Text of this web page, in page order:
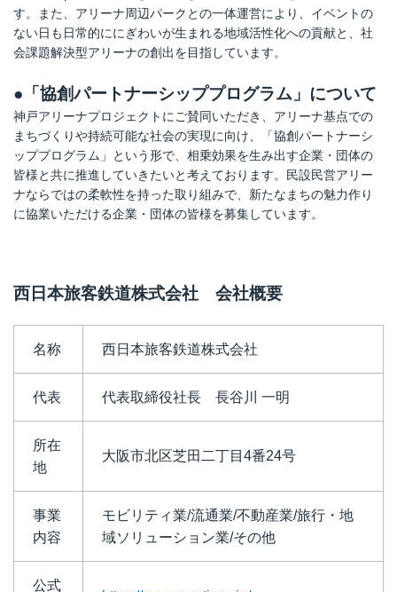
す。また、アリーナ周辺パークとの一体運営により、イベントの
ない日も日常的ににぎわいが生まれる地域活性化への貢献と、社
会課題解決型アリーナの創出を目指しています。
●「協創パートナーシッププログラム」について
神戸アリーナプロジェクトにご賛同いただき、アリーナ基点での
まちづくりや持続可能な社会の実現に向け、「協創パートナーシ
ッププログラム」という形で、相乗効果を生み出す企業・団体の
皆様と共に推進していきたいと考えております。民設民営アリー
ナならではの柔軟性を持った取り組みで、新たなまちの魅力作り
に協業いただける企業・団体の皆様を募集しています。
西日本旅客鉄道株式会社 会社概要
名称 西日本旅客鉄道株式会社
代表 代表取締役社長 長谷川 一明
所在
地
大阪市北区芝田二丁目4番24号
事業
内容
モビリティ業/流通業/不動産業/旅行・地
域ソリューション業/その他
公式